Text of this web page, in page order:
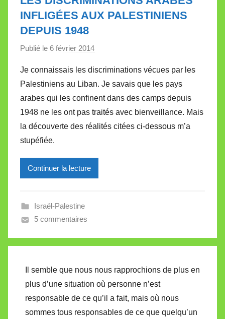
t
e
INFLIGÉES AUX PALESTINIENS
DEPUIS 1948
Publié le 6 février 2014
r
M
i
r
e
e
e
t
e
Je connaissais les discriminations vécues par les
Palestiniens au Liban. Je savais que les pays
arabes qui les confinent dans des camps depuis
1948 ne les ont pas traités avec bienveillance. Mais
la découverte des réalités citées ci-dessous m’a
stupéfiée.
Continuer la lecture
Israël-Palestine
5 commentaires
Il semble que nous nous rapprochions de plus en
plus d’une situation où personne n’est
responsable de ce qu’il a fait, mais où nous
sommes tous responsables de ce que quelqu’un